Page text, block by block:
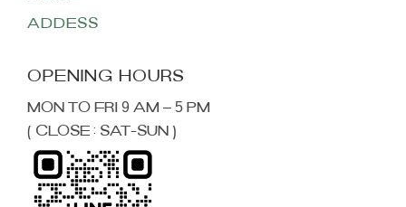
ADDESS
MON TO FRI 9 AM – 5 PM
( CLOSE : SAT-SUN )